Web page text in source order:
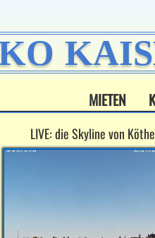
MIETEN
LIVE: die Skyline von